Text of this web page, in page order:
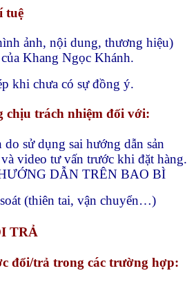
tuệ
ảnh, nội dung, thương hiệu)
Khang Ngọc Khánh.
khi chưa có sự đồng ý.
chịu trách nhiệm đối với:
sử dụng sai hướng dẫn sản
video tư vấn trước khi đặt hàng.
DẪN TRÊN BAO BÌ
(thiên tai, vận chuyển…)
TRẢ
đổi/trả trong các trường hợp: